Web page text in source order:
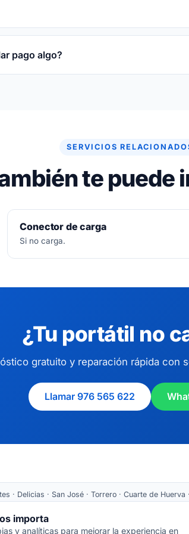
la pieza reparada o sustituida y
pago algo?
SERVICIOS
te puede
Conector de carga
Si no carga.
¿Tu portátil no
gratuito y reparación rápida con
Llamar 976 565 622
· Delicias · San José · Torrero · Cuarte de
importa
y analíticas para mejorar la experiencia en